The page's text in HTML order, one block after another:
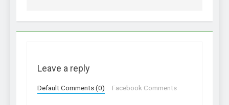
Leave a reply
Default Comments (0) Facebook Comments